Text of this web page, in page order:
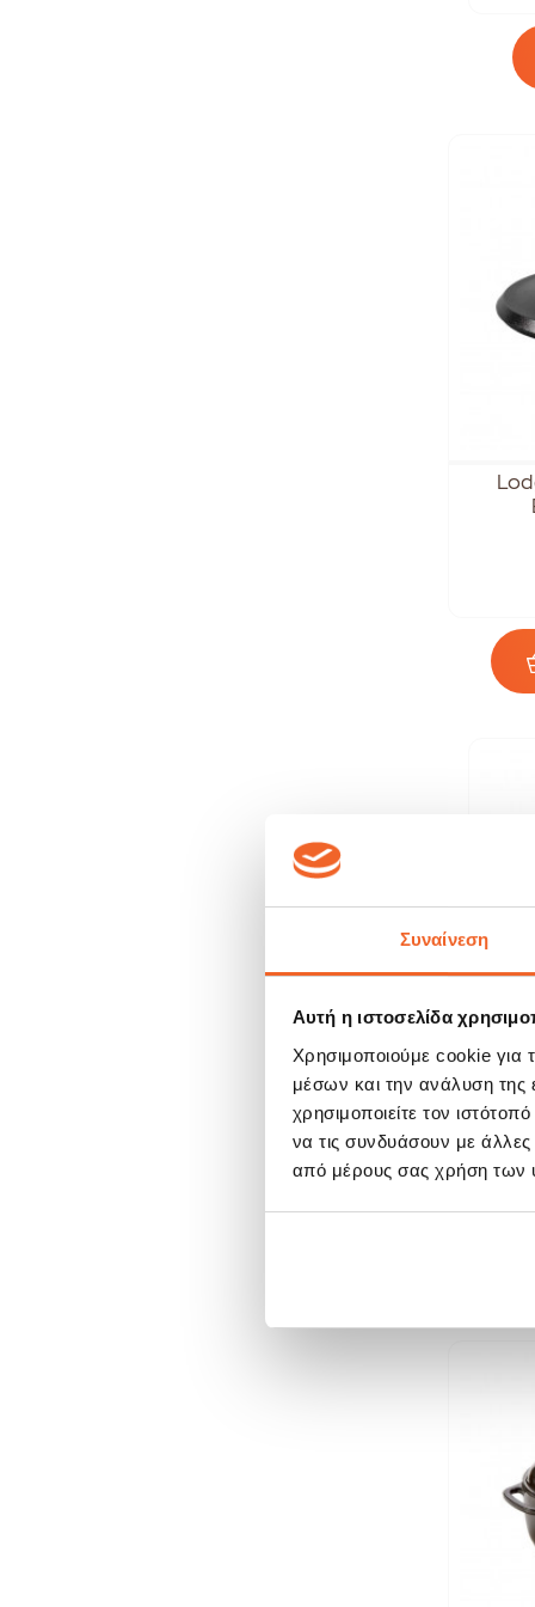
Συναίνεση
Αυτή η ιστοσελίδα
Χρησιμοποιούμε cookie για
μέσων και την ανάλυση της
χρησιμοποιείτε τον
να τις συνδυάσουν με
από μέρους σας χρήση των